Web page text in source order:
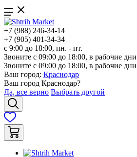
+7 (988) 246-34-14
+7 (905) 401-34-34
с 9:00 до 18:00, пн. - пт.
Звоните с 09:00 до 18:00, в рабочие
Звоните с 09:00 до 18:00, в рабочие
Ваш город: Краснодар
Ваш город Краснодар?
Да, все верно Выбрать другой